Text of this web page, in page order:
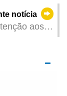
Delta
notícia
aos